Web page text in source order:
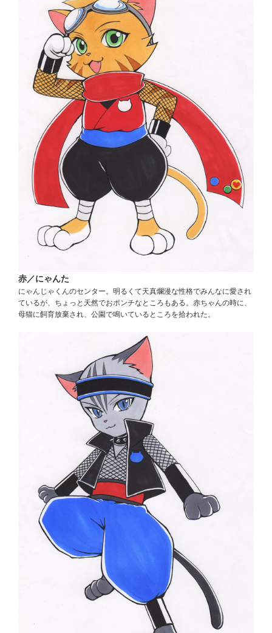
赤／にゃんた
にゃんじゃくんのセンター。明るくて天真爛漫な性格でみんなに愛され
ているが、ちょっと天然でおポンチなところもある。赤ちゃんの時に、
母猫に飼育放棄され、公園で鳴いているところを拾われた。